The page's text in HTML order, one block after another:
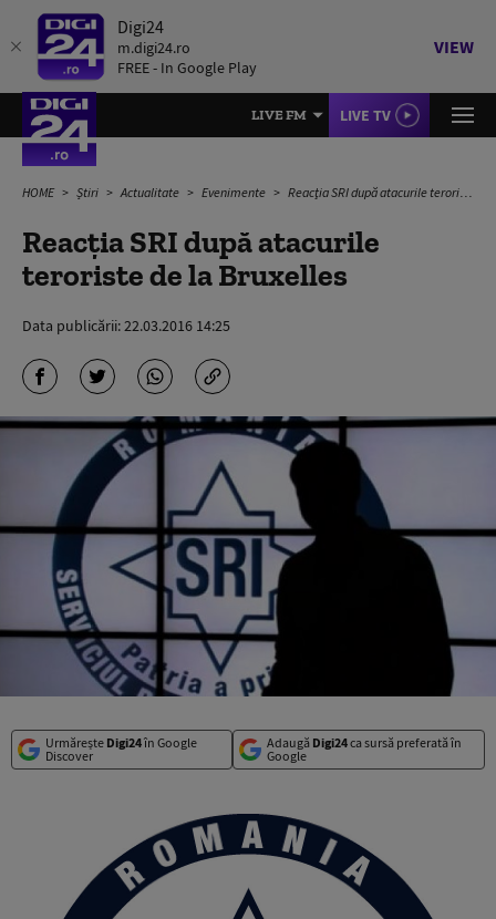
Digi24
m.digi24.ro
FREE - In Google Play
VIEW
LIVE FM LIVE TV
HOME Știri Actualitate Evenimente Reacţia SRI după atacurile teroriste de la Bruxelles
Reacţia SRI după atacurile
teroriste de la Bruxelles
Data publicării:22.03.2016 14:25
Urmărește Digi24în Google
Discover
Adaugă Digi24ca sursă preferată în
Google